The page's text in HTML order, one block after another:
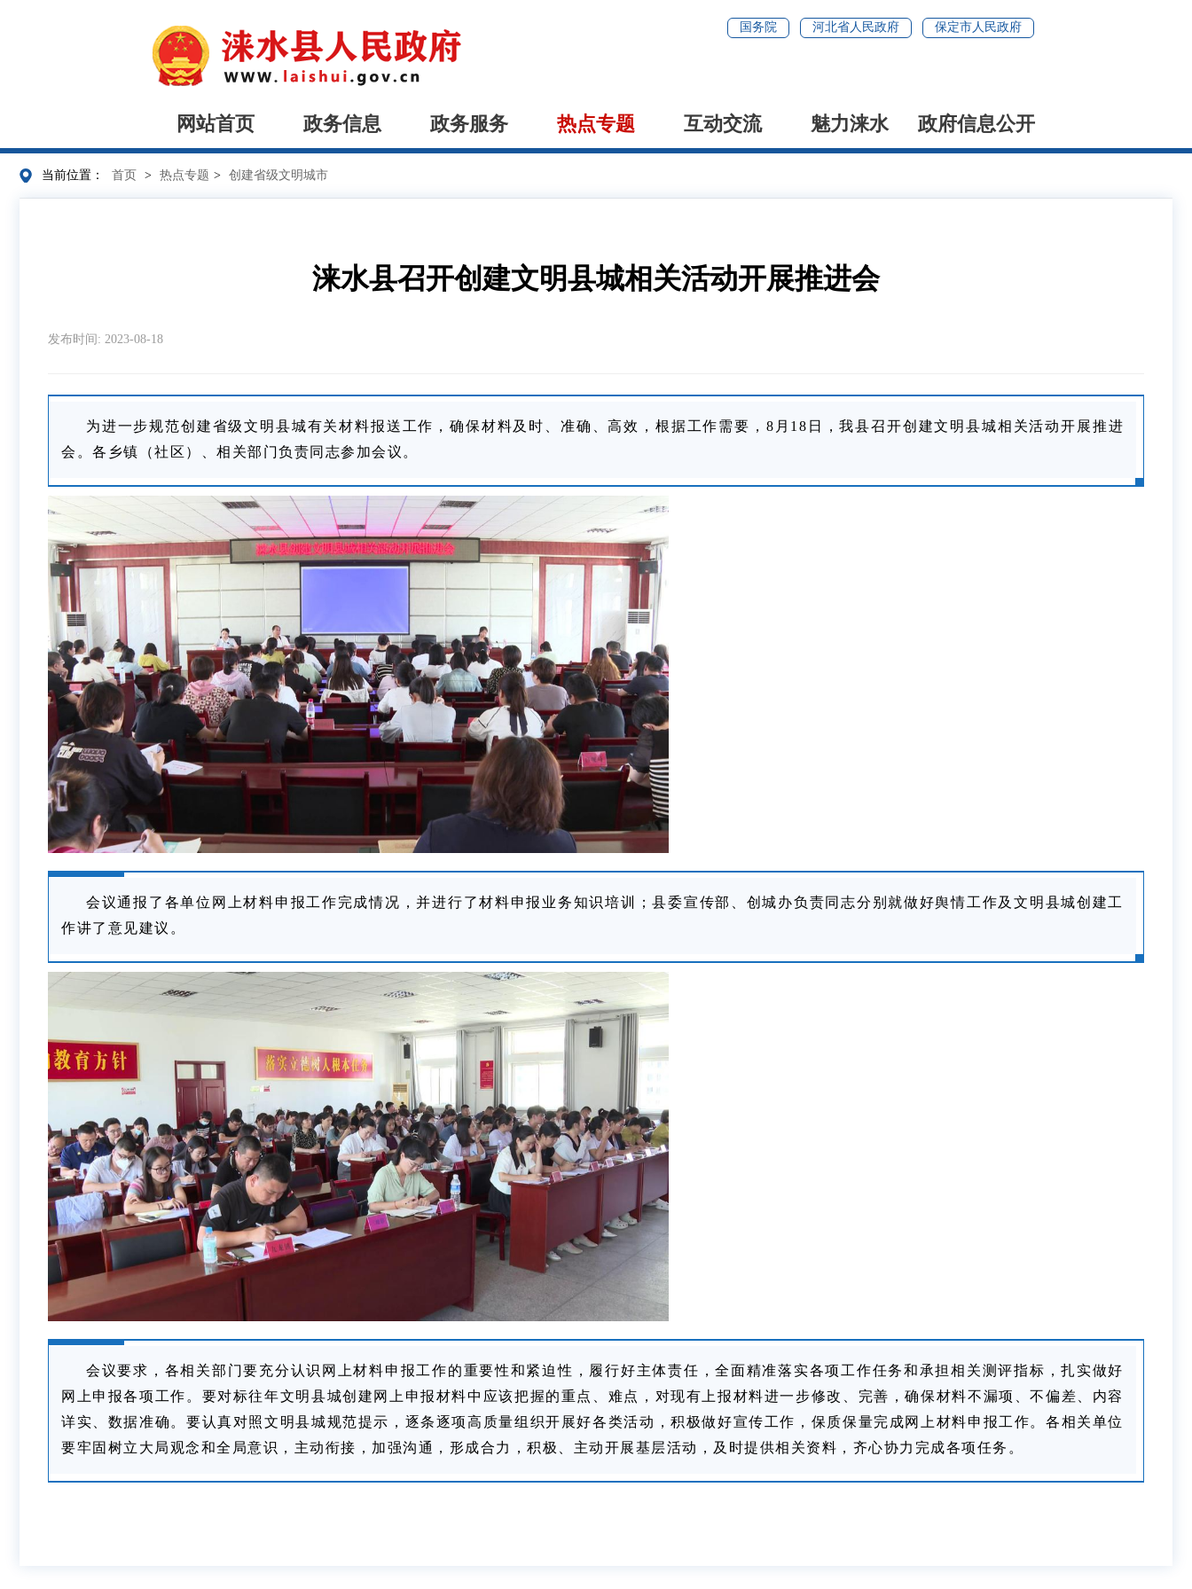
国务院 河北省人民政府 保定市人民政府
网站首页 政务信息 政务服务 热点专题 互动交流 魅力涞水 政府信息公开
当前位置： 首页 > 热点专题 > 创建省级文明城市
涞水县召开创建文明县城相关活动开展推进会
发布时间: 2023-08-18
为进一步规范创建省级文明县城有关材料报送工作，确保材料及时、准确、高效，根据工作需要，8月18日，我县召开创建文明县城相关活动开展推进
会。各乡镇（社区）、相关部门负责同志参加会议。
会议通报了各单位网上材料申报工作完成情况，并进行了材料申报业务知识培训；县委宣传部、创城办负责同志分别就做好舆情工作及文明县城创建工
作讲了意见建议。
会议要求，各相关部门要充分认识网上材料申报工作的重要性和紧迫性，履行好主体责任，全面精准落实各项工作任务和承担相关测评指标，扎实做好
网上申报各项工作。要对标往年文明县城创建网上申报材料中应该把握的重点、难点，对现有上报材料进一步修改、完善，确保材料不漏项、不偏差、内容
详实、数据准确。要认真对照文明县城规范提示，逐条逐项高质量组织开展好各类活动，积极做好宣传工作，保质保量完成网上材料申报工作。各相关单位
要牢固树立大局观念和全局意识，主动衔接，加强沟通，形成合力，积极、主动开展基层活动，及时提供相关资料，齐心协力完成各项任务。